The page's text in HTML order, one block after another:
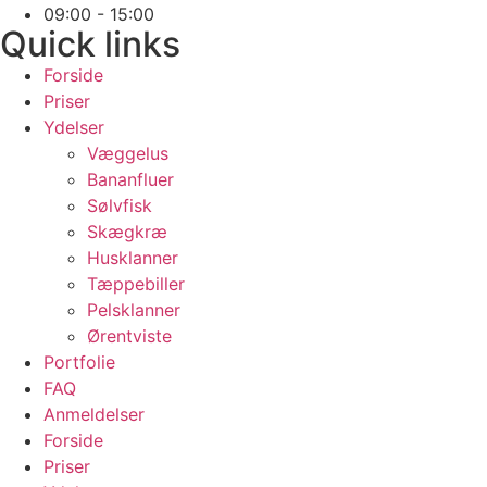
09:00 - 15:00
Quick links
Forside
Priser
Ydelser
Væggelus
Bananfluer
Sølvfisk
Skægkræ
Husklanner
Tæppebiller
Pelsklanner
Ørentviste
Portfolie
FAQ
Anmeldelser
Forside
Priser